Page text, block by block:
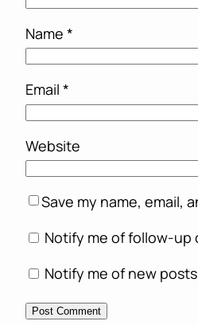
Name *
Email *
Website
Save my name, email,
Notify me of follow-up
Notify me of new